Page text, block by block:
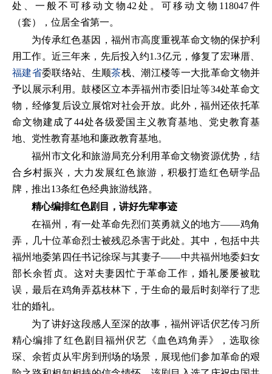
处、一般不可移动文物42处。可移动文物118047件
（套），位居全省第一。
为传承红色基因，福州市高度重视革命文物的保护利
用工作。近三年来，先后投入约1.3亿元，修复了宏琳厝、
福建省委联络站、生顺茶栈、潮江楼等一大批革命文物并
予以展示利用。鼓楼区立本弄福州市委旧址等34处革命文
物，经修复后设立展馆对社会开放。此外，福州还依托革
命文物建成了44处各级爱国主义教育基地、党史教育基
地、党性教育基地和廉政教育基地。
福州市文化和旅游局充分利用革命文物资源优势，结
合乡村振兴，大力发展红色旅游，积极打造红色研学品
牌，推出13条红色经典旅游线路。
精心编排红色剧目，讲好先辈事迹
在福州，有一处革命先烈们英勇就义的地方——鸡角
弄，几十位革命烈士被残忍杀害于此处。其中，包括中共
福州地委第四任书记徐琛与其妻子——中共福州地委妇女
部长余哲贞。这对夫妻因忙于革命工作，婚礼屡屡被耽
误，最后在鸡角弄荔枝林下，于生命的最后时刻举行了悲
壮的婚礼。
为了讲好这段感人至深的故事，福州评话伬艺传习所
精心编排了红色剧目福州伬艺《血色鸡角弄》，选取徐
琛、余哲贞从牢房到刑场的场景，展现他们参加革命的艰